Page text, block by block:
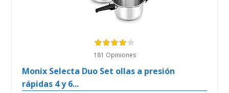
181 Opiniones
Monix Selecta Duo Set ollas a presión
rápidas 4 y 6...